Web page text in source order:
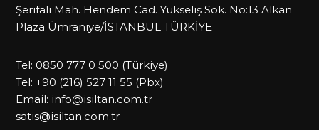
Şerifali Mah. Hendem Cad. Yükseliş Sok. No:13 Alkan
Plaza Ümraniye/İSTANBUL TÜRKİYE
Tel: 0850 777 0 500 (Türkiye)
Tel: +90 (216) 527 11 55 (Pbx)
Email: info@isiltan.com.tr
satis@isiltan.com.tr